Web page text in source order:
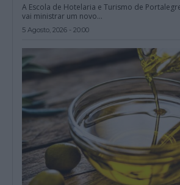
A Escola de Hotelaria e Turismo de
vai ministrar um novo...
5 Agosto, 2026 - 20:00